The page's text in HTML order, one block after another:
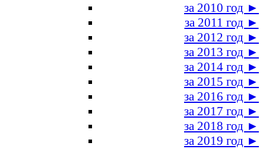
за 2010 год ►
за 2011 год ►
за 2012 год ►
за 2013 год ►
за 2014 год ►
за 2015 год ►
за 2016 год ►
за 2017 год ►
за 2018 год ►
за 2019 год ►